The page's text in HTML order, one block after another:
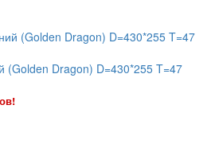
(Golden Dragon) D=430*255 T=47